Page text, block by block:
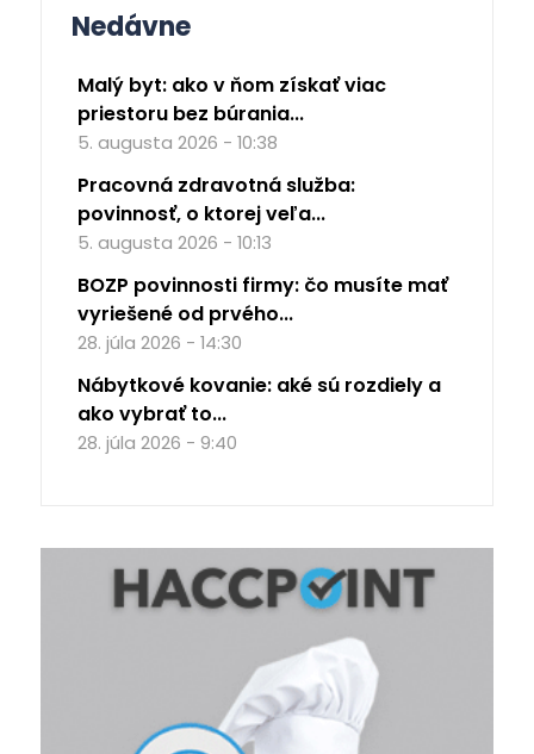
Nedávne
Malý byt: ako v ňom získať viac
priestoru bez búrania...
5. augusta 2026 - 10:38
Pracovná zdravotná služba:
povinnosť, o ktorej veľa...
5. augusta 2026 - 10:13
BOZP povinnosti firmy: čo musíte mať
vyriešené od prvého...
28. júla 2026 - 14:30
Nábytkové kovanie: aké sú rozdiely a
ako vybrať to...
28. júla 2026 - 9:40